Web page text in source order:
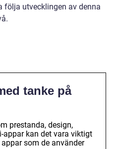
följa utvecklingen av denna
tanke på
prestanda, design,
appar kan det vara viktigt
som de använder